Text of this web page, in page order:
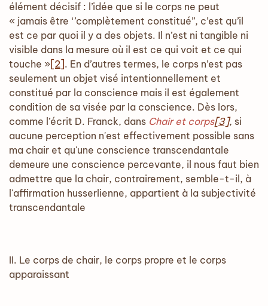
élément décisif : l’idée que si le corps ne peut
« jamais être ‘’complètement constitué’’, c’est qu’il
est ce par quoi il y a des objets. Il n’est ni tangible ni
visible dans la mesure où il est ce qui voit et ce qui
touche »[2]. En d’autres termes, le corps n’est pas
seulement un objet visé intentionnellement et
constitué par la conscience mais il est également
condition de sa visée par la conscience. Dès lors,
comme l’écrit D. Franck, dans Chair et corps[3], si
aucune perception n'est effectivement possible sans
ma chair et qu'une conscience transcendantale
demeure une conscience percevante, il nous faut bien
admettre que la chair, contrairement, semble-t-il, à
l'affirmation husserlienne, appartient à la subjectivité
transcendantale
II. Le corps de chair, le corps propre et le corps
apparaissant